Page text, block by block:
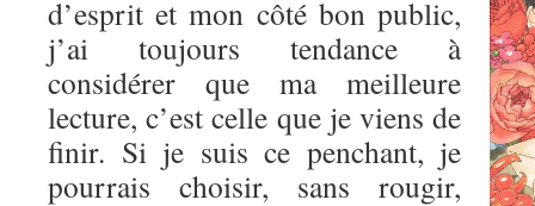
d’esprit et mon côté bon public,
j’ai toujours tendance à
considérer que ma meilleure
lecture, c’est celle que je viens de
finir. Si je suis ce penchant, je
pourrais choisir, sans rougir,